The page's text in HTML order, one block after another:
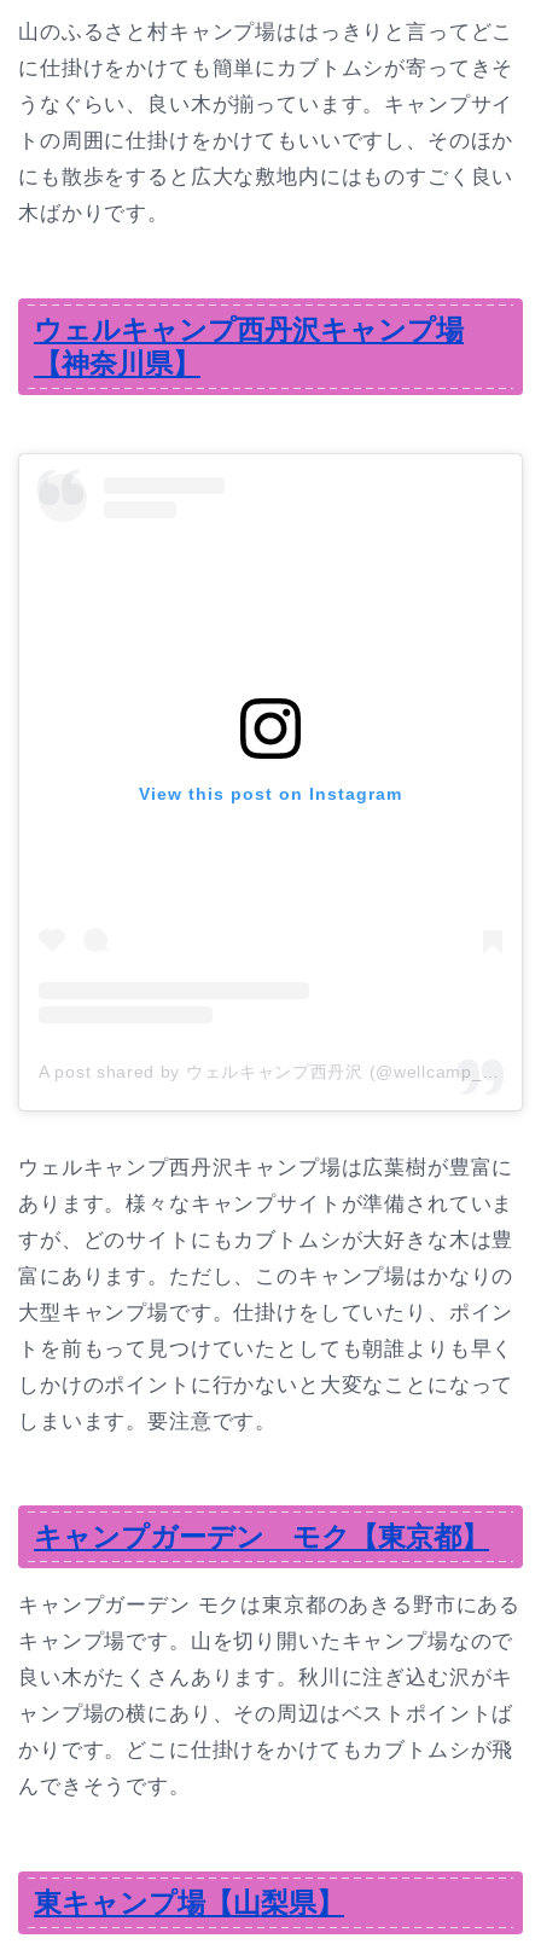
山のふるさと村キャンプ場ははっきりと言ってどこ
に仕掛けをかけても簡単にカブトムシが寄ってきそ
うなぐらい、良い木が揃っています。キャンプサイ
トの周囲に仕掛けをかけてもいいですし、そのほか
にも散歩をすると広大な敷地内にはものすごく良い
木ばかりです。
ウェルキャンプ西丹沢キャンプ場
【神奈川県】
View this post on Instagram
ウェルキャンプ西丹沢キャンプ場は広葉樹が豊富に
あります。様々なキャンプサイトが準備されていま
すが、どのサイトにもカブトムシが大好きな木は豊
富にあります。ただし、このキャンプ場はかなりの
大型キャンプ場です。仕掛けをしていたり、ポイン
トを前もって見つけていたとしても朝誰よりも早く
しかけのポイントに行かないと大変なことになって
しまいます。要注意です。
キャンプガーデン モク【東京都】
キャンプガーデン モクは東京都のあきる野市にある
キャンプ場です。山を切り開いたキャンプ場なので
良い木がたくさんあります。秋川に注ぎ込む沢がキ
ャンプ場の横にあり、その周辺はベストポイントば
かりです。どこに仕掛けをかけてもカブトムシが飛
んできそうです。
東キャンプ場【山梨県】